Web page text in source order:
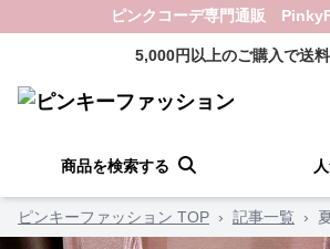
ピンクコーデ専門通販
5,000円以上のご購入で送
商品を検索する
ピンキーファッション TOP › 記事一覧 ›